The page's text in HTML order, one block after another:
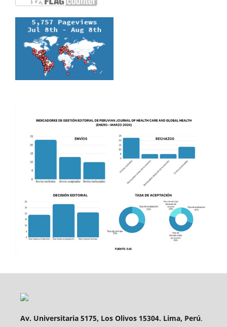
Av. Universitaria 5175, Los Olivos 15304. Lima, Perú.